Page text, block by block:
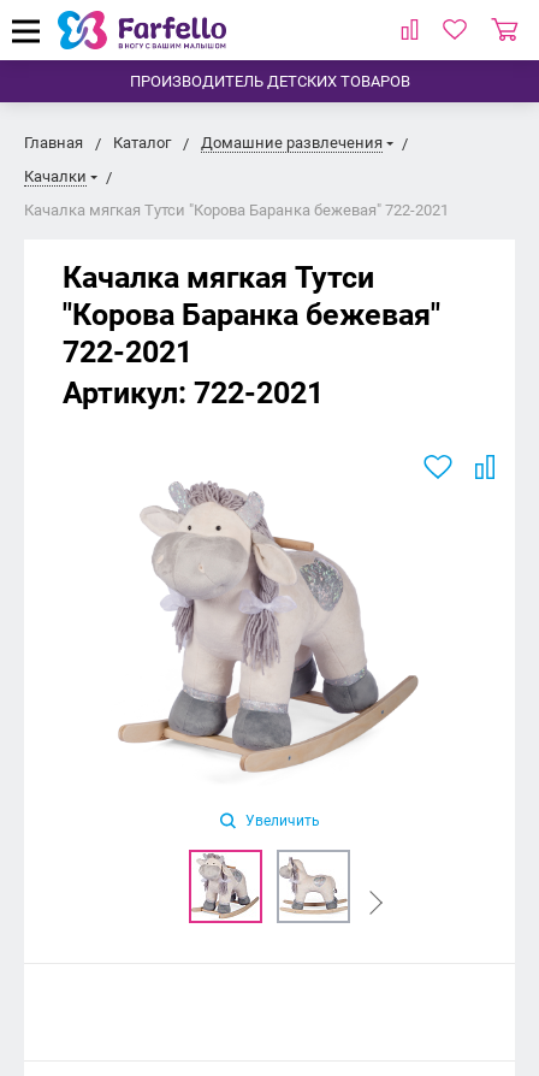
ПРОИЗВОДИТЕЛЬ ДЕТСКИХ ТОВАРОВ
Главная Каталог
Домашние развлечения
Качалки
Качалка мягкая Тутси "Корова Баранка бежевая" 722-2021
Качалка мягкая Тутси
"Корова Баранка бежевая"
722-2021
Артикул: 722-2021
Увеличить